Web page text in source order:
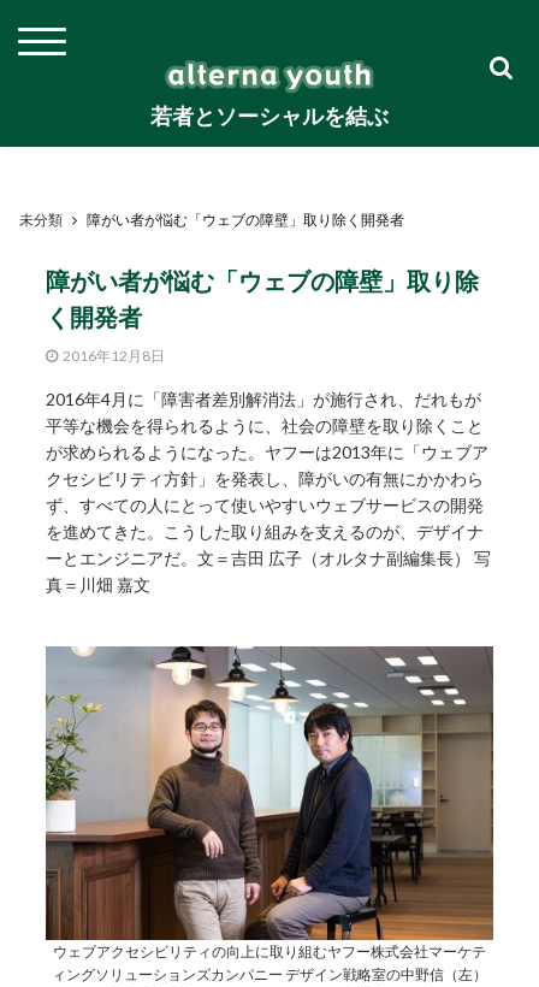
若者とソーシャルを結ぶ
未分類 障がい者が悩む「ウェブの障壁」取り除く開発者
障がい者が悩む「ウェブの障壁」取り除
く開発者
2016年12月8日
2016年4月に「障害者差別解消法」が施行され、だれもが
平等な機会を得られるように、社会の障壁を取り除くこと
が求められるようになった。ヤフーは2013年に「ウェブア
クセシビリティ方針」を発表し、障がいの有無にかかわら
ず、すべての人にとって使いやすいウェブサービスの開発
を進めてきた。こうした取り組みを支えるのが、デザイナ
ーとエンジニアだ。文＝吉田 広子（オルタナ副編集長） 写
真＝川畑 嘉文
ウェブアクセシビリティの向上に取り組むヤフー株式会社マーケテ
ィングソリューションズカンパニー デザイン戦略室の中野信（左）